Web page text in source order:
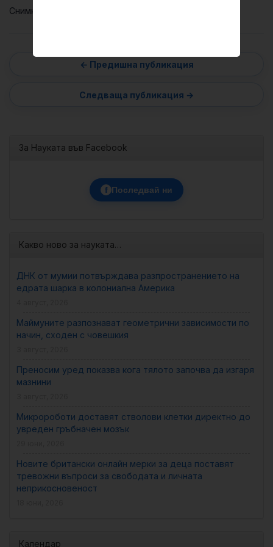
Снимка: Jan Kopřiva/Unsplash
За Науката във Facebook
f Последвай ни
Какво ново за науката…
ДНК от мумии потвърждава разпространението на
едрата шарка в колониална Америка
Маймуните разпознават геометрични зависимости по
начин, сходен с човешкия
Преносим уред показва кога тялото започва да изгаря
мазнини
Микророботи доставят стволови клетки директно до
увреден гръбначен мозък
Новите британски онлайн мерки за деца поставят
тревожни въпроси за свободата и личната
неприкосновеност
Календар